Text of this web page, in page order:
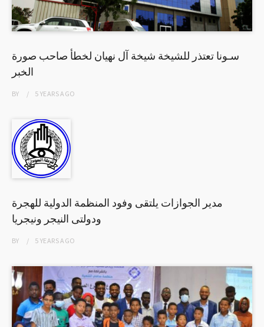
سـونا تعتذر للشيخة شيخة آل نهيان لخطأ صاحب صورة
الخبر
BY 5 YEARSAGO
مدير الجوازات يلتقى وفود المنظمة الدولية للهجرة
ودولتى النيجر ونيجريا
BY 5 YEARSAGO